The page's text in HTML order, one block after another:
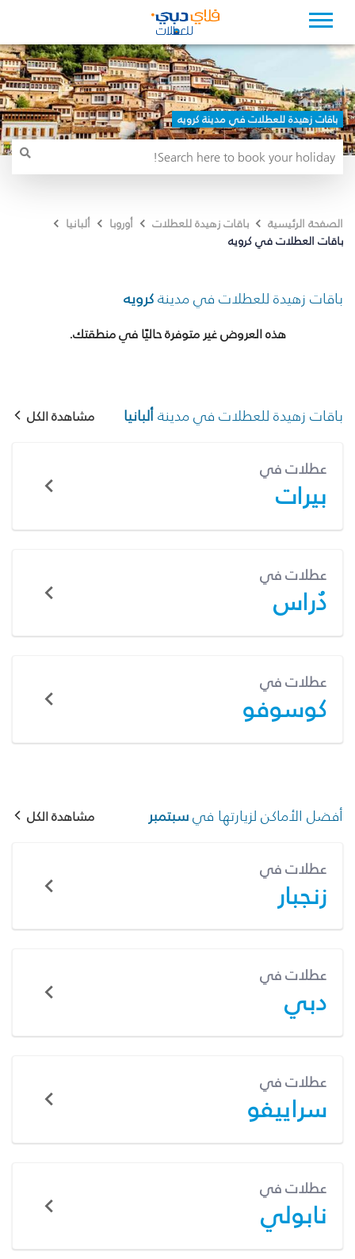
باقات زهيدة للعطلات في مدينة كرويه
الصفحة الرئيسية باقات زهيدة للعطلات أوروبا
ألبانيا
باقات العطلات في كرويه
باقات زهيدة للعطلات في مدينةكرويه
هذه العروض غير متوفرة حاليًا في منطقتك.
باقات زهيدة للعطلات في مدينةألبانيا مشاهدة الكل
عطلات في
بيرات
عطلات في
دُراس
عطلات في
كوسوفو
أفضل الأماكن لزيارتها فيسبتمبر مشاهدة الكل
عطلات في
زنجبار
عطلات في
دبي
عطلات في
سراييفو
عطلات في
نابولي